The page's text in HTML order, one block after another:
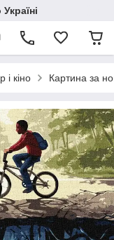
і кіно Картина за